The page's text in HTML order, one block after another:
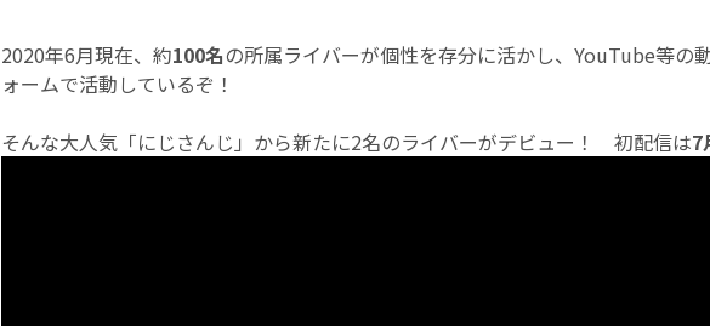
2020年6月現在、約100名の所属ライバーが個性を存分に活かし、YouTube等の
ォームで活動しているぞ！
そんな大人気「にじさんじ」から新たに2名のライバーがデビュー！ 初配信は7